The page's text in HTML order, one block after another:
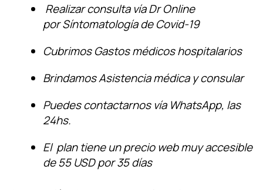
Realizar consulta vía Dr Online
por Síntomatología de Covid-19
Cubrimos Gastos médicos hospitalarios
Brindamos Asistencia médica y consular
Puedes contactarnos vía WhatsApp, las
24hs.
El plan tiene un precio web muy accesible
de 55 USD por 35 días